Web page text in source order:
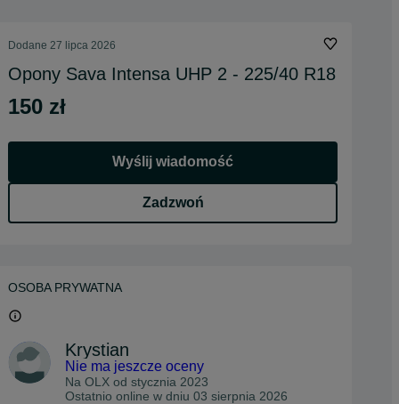
Dodane 27 lipca 2026
Opony Sava Intensa UHP 2 - 225/40 R18
150 zł
Wyślij wiadomość
Zadzwoń
OSOBA PRYWATNA
Krystian
Nie ma jeszcze oceny
Na OLX od stycznia 2023
Ostatnio online w dniu 03 sierpnia 2026